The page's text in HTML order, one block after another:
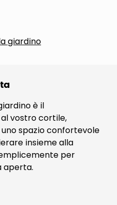
giardino
è il
vostro cortile,
spazio confortevole
insieme alla
per
aperta.